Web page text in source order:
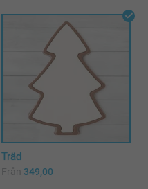
Träd
Från 349,00